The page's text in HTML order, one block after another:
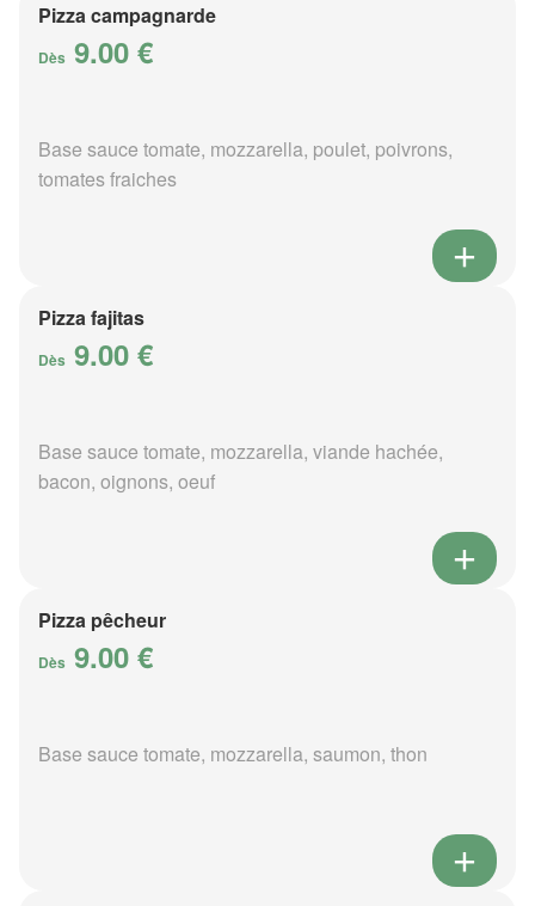
Pizza campagnarde
Dès 9.00 €
Base sauce tomate, mozzarella, poulet, poivrons,
tomates fraiches
Pizza fajitas
Dès 9.00 €
Base sauce tomate, mozzarella, viande hachée,
bacon, oignons, oeuf
Pizza pêcheur
Dès 9.00 €
Base sauce tomate, mozzarella, saumon, thon